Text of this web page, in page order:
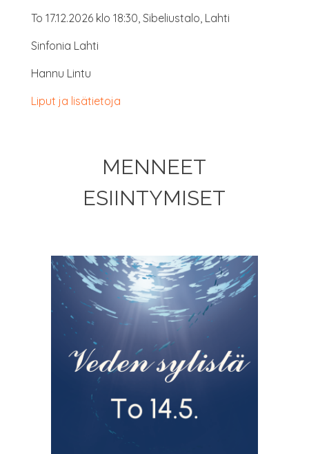
To 17.12.2026 klo 18:30, Sibe­lius­ta­lo, Lahti
Sin­fo­nia Lahti
Han­nu Lintu
Liput ja lisätietoja
MEN­NEET
ESIINTYMISET